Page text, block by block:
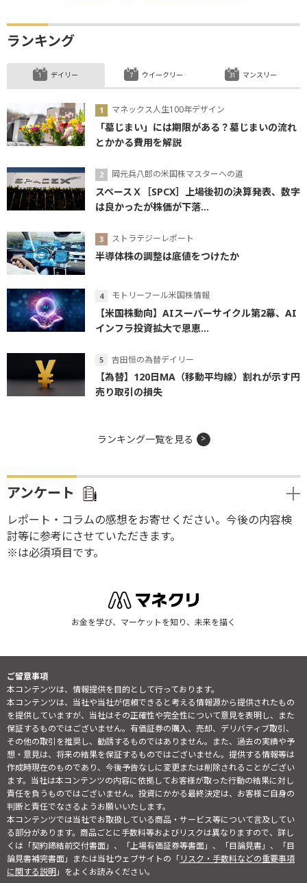
ランキング
デイリー
マネックス人生100年デザイン
「墓じまい」には期限がある？墓じまいの流れ
とかかる費用を解説
岡元兵八郎の米国株マスターへの道
スペースＸ［SPCX］上場後初の決算発表、数字
は良かったが株価が下落...
ストラテジーレポート
半導体株の調整は底値をつけたか
モトリーフール米国株情報
【米国株動向】AIスーパーサイクル第2幕、AI
インフラ投資拡大で恩恵...
吉田恒の為替デイリー
【為替】120日MA（移動平均線）割れが示す円
売り取引の損失
ウイークリー マンスリー
ランキング一覧を見る
アンケート
レポート・コラムの感想をお寄せください。今後の内容検
討等に参考にさせていただきます。
※は必須項目です。
お金を学び、マーケットを知り、未来を描く
ご留意事項
本コンテンツは、情報提供を目的として行っております。
本コンテンツは、当社や当社が信頼できると考える情報源から提供されたもの
を提供していますが、当社はその正確性や完全性について意見を表明し、また
保証するものではございません。有価証券の購入、売却、デリバティブ取引、
その他の取引を推奨し、勧誘するものではありません。また、過去の実績や予
想・意見は、将来の結果を保証するものではございません。提供する情報等は
作成時現在のものであり、今後予告なしに変更または削除されることがござい
ます。当社は本コンテンツの内容に依拠してお客様が取った行動の結果に対し
責任を負うものではございません。投資にかかる最終決定は、お客様ご自身の
判断と責任でなさるようお願いいたします。
本コンテンツでは当社でお取扱している商品・サービス等について言及してい
る部分があります。商品ごとに手数料等およびリスクは異なりますので、詳し
くは「契約締結前交付書面」、「上場有価証券等書面」、「目論見書」、「目
論見書補完書面」または当社ウェブサイトの「リスク・手数料などの重要事項
に関する説明」をよくお読みください。